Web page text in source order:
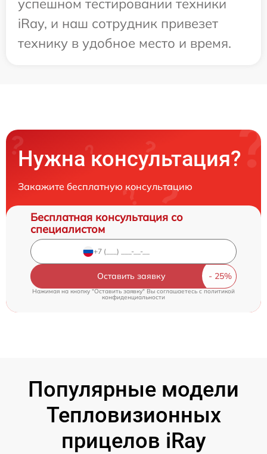
iRay, и наш сотрудник привезет
технику в удобное место и время.
Нужна консультация?
Закажите бесплатную консультацию
Бесплатная консультация со
специалистом
Оставить заявку
Нажимая на кнопку "Оставить заявку" Вы соглашаетесь cполитикой
конфиденциальности
Популярные модели
Тепловизионных
прицелов iRay